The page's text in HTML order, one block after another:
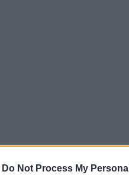
Do Not Process My